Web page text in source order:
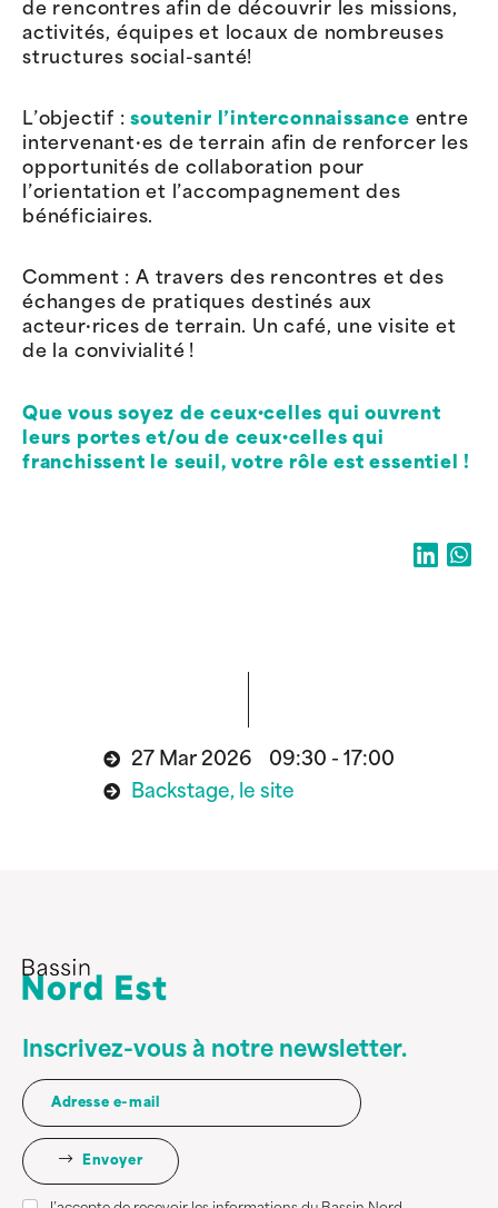
de rencontres afin de découvrir les missions,
activités, équipes et locaux de nombreuses
structures social-santé!
L’objectif :soutenir l’interconnaissance entre
intervenant·es de terrain afin de renforcer les
opportunités de collaboration pour
l’orientation et l’accompagnement des
bénéficiaires.
Comment : A travers des rencontres et des
échanges de pratiques destinés aux
acteur·rices de terrain. Un café, une visite et
de la convivialité !
Que vous soyez de ceux·celles qui ouvrent
leurs portes et/ou de ceux·celles qui
franchissent le seuil, votre rôle est essentiel !
27 Mar 2026 09:30 - 17:00
Backstage, le site
Inscrivez-vous à notre newsletter.
Envoyer